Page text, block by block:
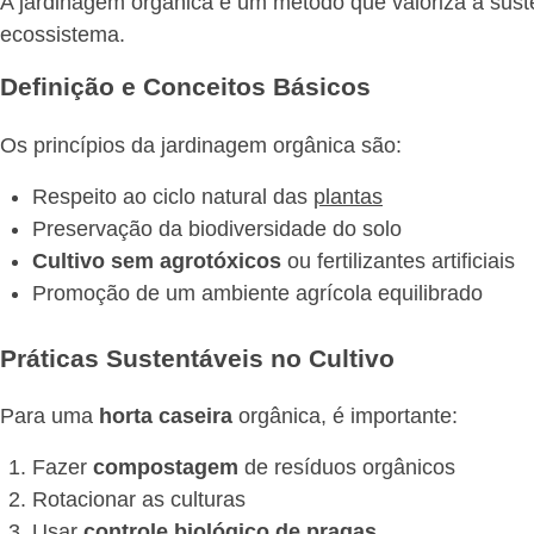
ecossistema.
Definição e Conceitos Básicos
Os princípios da jardinagem orgânica são:
Respeito ao ciclo natural das plantas
Preservação da biodiversidade do solo
Cultivo sem agrotóxicos ou fertilizantes artificiais
Promoção de um ambiente agrícola equilibrado
Práticas Sustentáveis no Cultivo
Para uma horta caseira orgânica, é importante:
Fazer compostagem de resíduos orgânicos
Rotacionar as culturas